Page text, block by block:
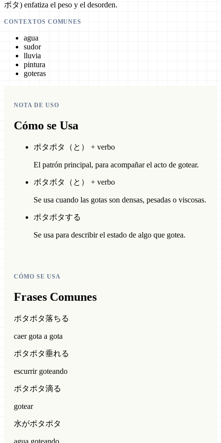
ボタ) enfatiza el peso y el desorden.
CONTEXTOS COMUNES
agua
sudor
lluvia
pintura
goteras
NOTA DE USO
Cómo se Usa
ポタポタ（と） + verbo
El patrón principal, para acompañar el acto de gotear.
ボタボタ（と） + verbo
Se usa cuando las gotas son densas, pesadas o viscosas.
ポタポタする
Se usa para describir el estado de algo que gotea.
CÓMO SE USA
Frases Comunes
ポタポタ落ちる
caer gota a gota
ポタポタ垂れる
escurrir goteando
ポタポタ滴る
gotear
水がポタポタ
agua goteando